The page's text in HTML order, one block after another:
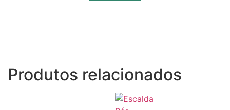
Produtos relacionados